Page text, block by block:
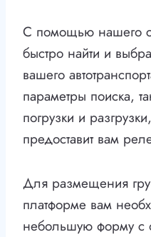
С помощью нашего
быстро найти и
вашего
параметры поиска,
погрузки и
предоставит вам
Для размещения
платформе вам
небольшую форму